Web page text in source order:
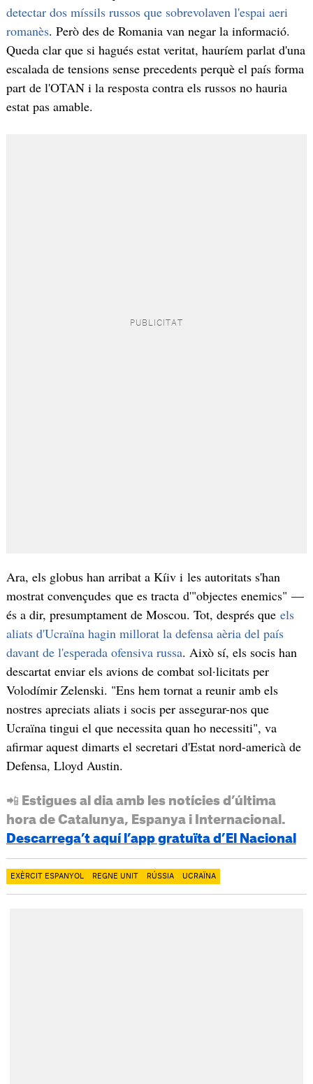
detectar dos míssils russos que sobrevolaven l'espai aeri
romanès. Però des de Romania van negar la informació.
Queda clar que si hagués estat veritat, hauríem parlat d'una
escalada de tensions sense precedents perquè el país forma
part de l'OTAN i la resposta contra els russos no hauria
estat pas amable.
Ara, els globus han arribat a Kíiv i les autoritats s'han
mostrat convençudes que es tracta d'"objectes enemics" —
és a dir, presumptament de Moscou. Tot, després que els
aliats d'Ucraïna hagin millorat la defensa aèria del país
davant de l'esperada ofensiva russa. Això sí, els socis han
descartat enviar els avions de combat sol·licitats per
Volodímir Zelenski. "Ens hem tornat a reunir amb els
nostres apreciats aliats i socis per assegurar-nos que
Ucraïna tingui el que necessita quan ho necessiti", va
afirmar aquest dimarts el secretari d'Estat nord-americà de
Defensa, Lloyd Austin.
📲 Estigues al dia amb les notícies d’última
hora de Catalunya, Espanya i Internacional.
Descarrega’t aquí l’app gratuïta d’El Nacional
EXÈRCIT ESPANYOL REGNE UNIT RÚSSIA UCRAÏNA